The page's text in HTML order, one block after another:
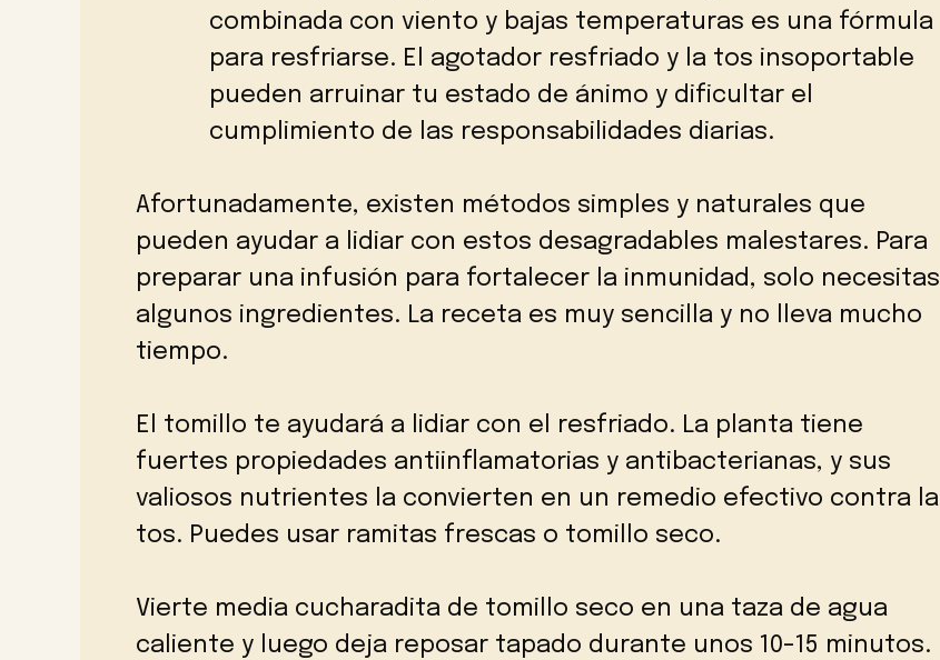
combinada con viento y bajas temperaturas es una fórmula
para resfriarse. El agotador resfriado y la tos insoportable
pueden arruinar tu estado de ánimo y dificultar el
cumplimiento de las responsabilidades diarias.
Afortunadamente, existen métodos simples y naturales que
pueden ayudar a lidiar con estos desagradables malestares. Para
preparar una infusión para fortalecer la inmunidad, solo necesitas
algunos ingredientes. La receta es muy sencilla y no lleva mucho
tiempo.
El tomillo te ayudará a lidiar con el resfriado. La planta tiene
fuertes propiedades antiinflamatorias y antibacterianas, y sus
valiosos nutrientes la convierten en un remedio efectivo contra la
tos. Puedes usar ramitas frescas o tomillo seco.
Vierte media cucharadita de tomillo seco en una taza de agua
caliente y luego deja reposar tapado durante unos 10-15 minutos.